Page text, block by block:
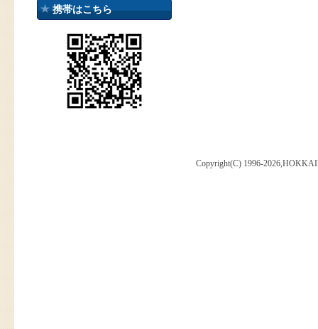
携帯はこちら
Copyright(C) 1996-